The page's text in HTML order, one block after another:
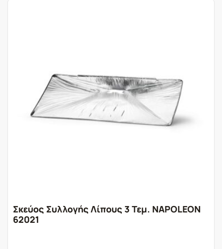
Σκεύος Συλλογής Λίπους 3 Τεμ. NAPOLEON
62021